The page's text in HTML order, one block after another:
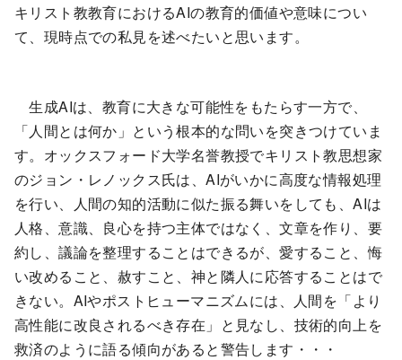
キリスト教教育におけるAIの教育的価値や意味につい
て、現時点での私見を述べたいと思います。
生成AIは、教育に大きな可能性をもたらす一方で、
「人間とは何か」という根本的な問いを突きつけていま
す。オックスフォード大学名誉教授でキリスト教思想家
のジョン・レノックス氏は、AIがいかに高度な情報処理
を行い、人間の知的活動に似た振る舞いをしても、AIは
人格、意識、良心を持つ主体ではなく、文章を作り、要
約し、議論を整理することはできるが、愛すること、悔
い改めること、赦すこと、神と隣人に応答することはで
きない。AIやポストヒューマニズムには、人間を「より
高性能に改良されるべき存在」と見なし、技術的向上を
救済のように語る傾向があると警告します・・・